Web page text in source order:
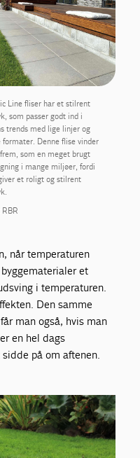
Line fliser har et stilrent
som passer godt ind i
trends med lige linjer og
formater. Denne flise vinder
som en meget brugt
i mange miljøer, fordi
et roligt og stilrent
RBR
når temperaturen
et
i temperaturen.
Den samme
man også, hvis man
en hel dags
på om aftenen.